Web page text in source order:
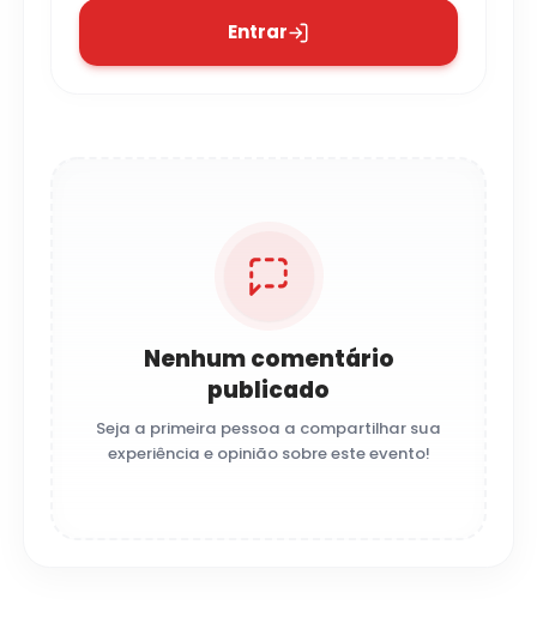
Entrar
Nenhum comentário
publicado
Seja a primeira pessoa a compartilhar sua
experiência e opinião sobre este evento!